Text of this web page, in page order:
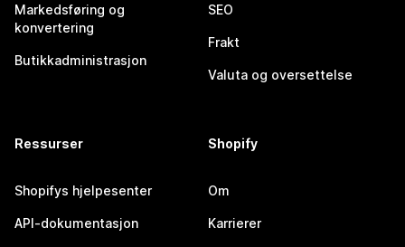
Markedsføring og
konvertering
Butikkadministrasjon
SEO
Frakt
Valuta og oversettelse
Ressurser
Shopifys hjelpesenter
API-dokumentasjon
Shopify
Om
Karrierer